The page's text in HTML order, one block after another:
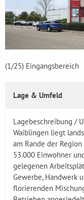
(1/25) Eingangsbereich
Lage & Umfeld
Lagebeschreibung /
Waiblingen liegt
am Rande der
53.000 Einwohner
gelegenen
Gewerbe, Handwerk
florierenden